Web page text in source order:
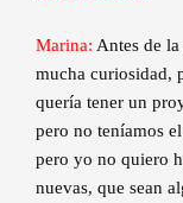
Marina: Antes de
mucha curiosidad,
quería tener un
pero no teníamos
pero yo no quiero
nuevas, que sean